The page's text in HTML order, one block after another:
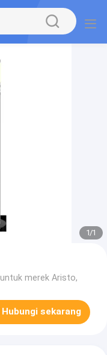
1/1
merek Aristo,
Hubungi sekarang